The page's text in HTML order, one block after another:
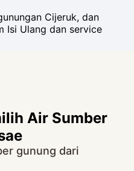
Cijeruk, dan
Isi Ulang dan service
Air Sumber
gunung dari